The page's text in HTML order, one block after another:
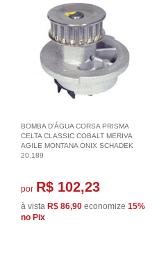
BOMBA D'ÁGUA CORSA PRISMA
CELTA CLASSIC COBALT MERIVA
AGILE MONTANA ONIX SCHADEK
20.189
por R$ 102,23
à vista R$ 86,90 economize 15%
no Pix